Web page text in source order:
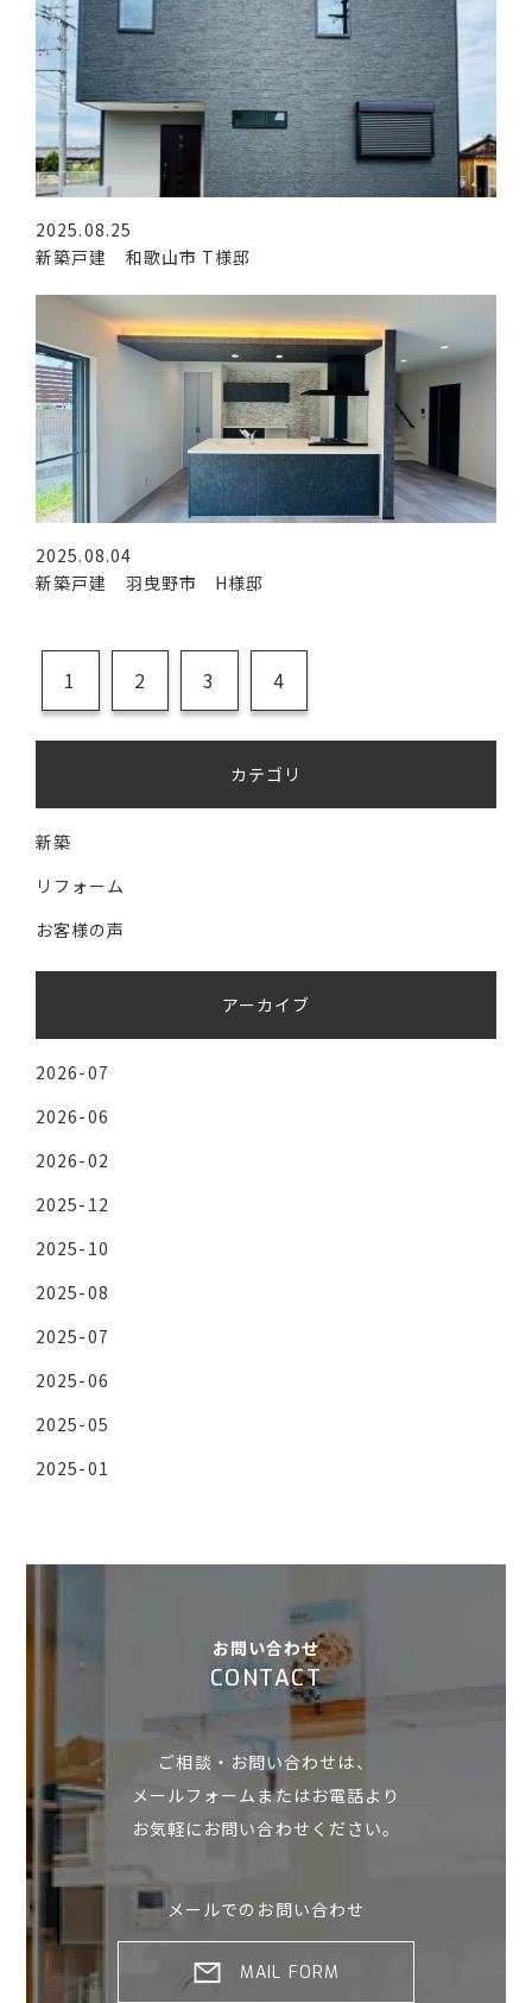
2025.08.25
新築戸建 和歌山市 T様邸
2025.08.04
新築戸建 羽曳野市 H様邸
1 2 3 4
カテゴリ
新築
リフォーム
お客様の声
アーカイブ
2026-07
2026-06
2026-02
2025-12
2025-10
2025-08
2025-07
2025-06
2025-05
2025-01
お問い合わせ
CONTACT
ご相談・お問い合わせは、
メールフォームまたはお電話より
お気軽にお問い合わせください。
メールでのお問い合わせ
MAIL FORM